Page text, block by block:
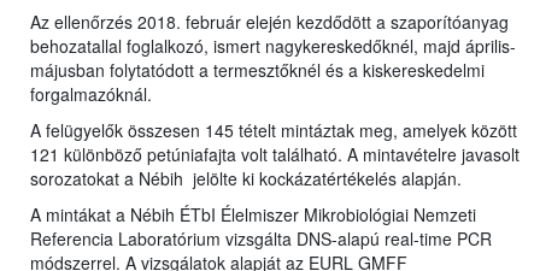
Az ellenőrzés 2018. február elején kezdődött a szaporítóanyag
behozatallal foglalkozó, ismert nagykereskedőknél, majd április-
májusban folytatódott a termesztőknél és a kiskereskedelmi
forgalmazóknál.
A felügyelők összesen 145 tételt mintáztak meg, amelyek között
121 különböző petúniafajta volt található. A mintavételre javasolt
sorozatokat a Nébih jelölte ki kockázatértékelés alapján.
A mintákat a Nébih ÉTbI Élelmiszer Mikrobiológiai Nemzeti
Referencia Laboratórium vizsgálta DNS-alapú real-time PCR
módszerrel. A vizsgálatok alapját az EURL GMFF